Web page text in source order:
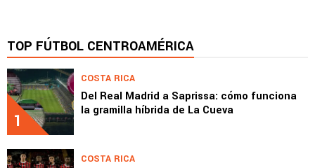
TOP FÚTBOL CENTROAMÉRICA
1
COSTA RICA
Del Real Madrid a Saprissa: cómo funciona
la gramilla híbrida de La Cueva
COSTA RICA